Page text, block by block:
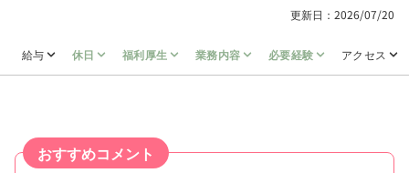
更新日：2026/07/20
給与 休日 福利厚生 業務内容 必要経験 アクセス
おすすめコメント